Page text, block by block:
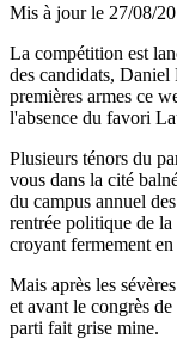
Mis à jour le 27/08/
La compétition est
des candidats,
premières armes ce
l'absence du favori
Plusieurs ténors du
vous dans la cité
du campus annuel
rentrée politique de
croyant fermement
Mais après les
et avant le congrès
parti fait grise mine.